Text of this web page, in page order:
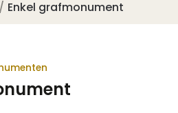
Enkel grafmonument